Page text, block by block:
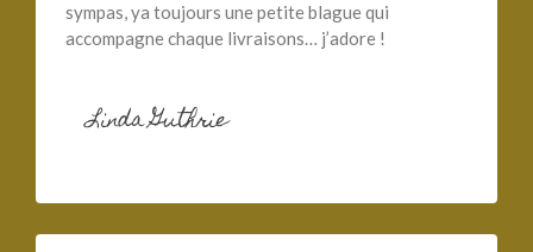
sympas, ya toujours une petite blague qui
accompagne chaque livraisons… j’adore !
Linda Guthrie